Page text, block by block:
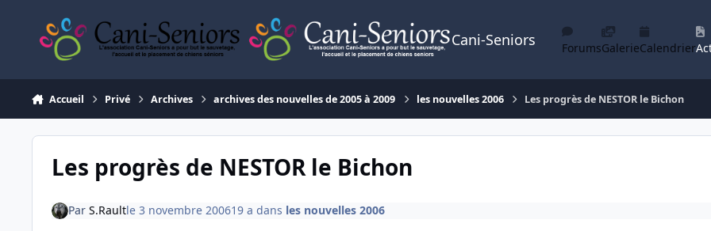
Cani-Seniors ForumsGalerieCalendrier
Accueil Privé Archives archives des nouvelles de 2005 à 2009 les nouvelles 2006 Les progrès de NESTOR le Bichon
Les progrès de NESTOR le Bichon
Par S.Raultle 3 novembre 200619 a dans les nouvelles 2006